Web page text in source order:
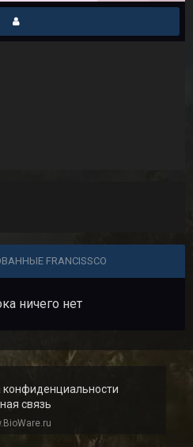
FRANCISSCO
ничего нет
конфиденциальности
связь